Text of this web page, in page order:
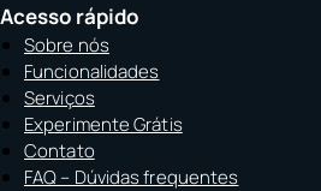
Acesso rápido
Sobre nós
Funcionalidades
Serviços
Experimente Grátis
Contato
FAQ – Dúvidas frequentes